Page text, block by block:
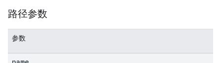
路径参数
参数